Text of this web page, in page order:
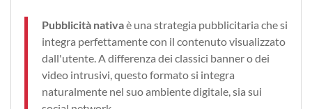
Pubblicità nativaè una strategia pubblicitaria che si
integra perfettamente con il contenuto visualizzato
dall'utente. A differenza dei classici banner o dei
video intrusivi, questo formato si integra
naturalmente nel suo ambiente digitale, sia sui